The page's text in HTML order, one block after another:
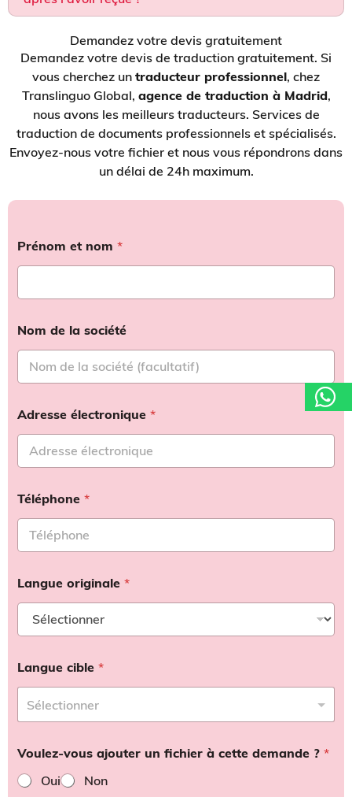
Demandez votre devis gratuitement
Demandez votre devis de traduction gratuitement. Si
vous cherchez un traducteur professionnel, chez
Translinguo Global, agence de traduction à Madrid,
nous avons les meilleurs traducteurs. Services de
traduction de documents professionnels et spécialisés.
Envoyez-nous votre fichier et nous vous répondrons dans
un délai de 24h maximum.
Prénom et nom *
Nom de la société
Adresse électronique *
Téléphone *
Langue originale *
Langue cible *
Voulez-vous ajouter un fichier à cette demande ? *
Oui
Non